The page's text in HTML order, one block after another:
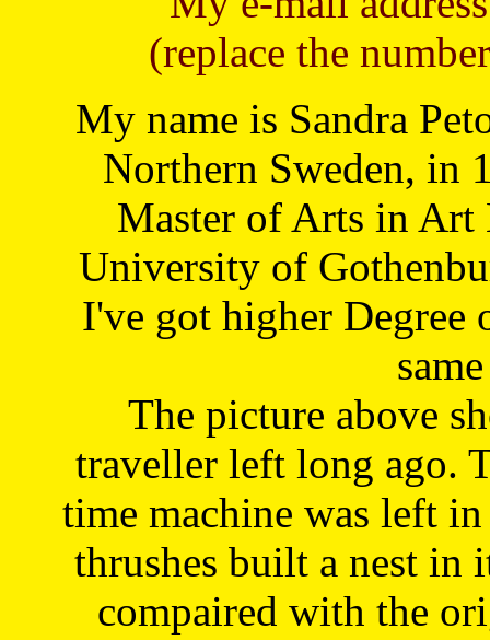
(replace the
My name is Sandra
Northern Sweden, in
Master of Arts in Art
University of
I've got higher Degree
The picture above
traveller left long ago.
time machine was left
thrushes built a nest in
compaired with the